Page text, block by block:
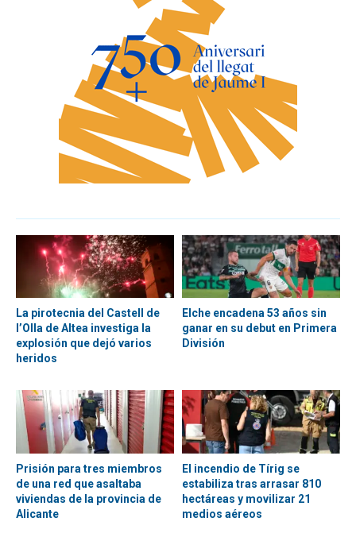
La pirotecnia del Castell de
l’Olla de Altea investiga la
explosión que dejó varios
heridos
Elche encadena 53 años sin
ganar en su debut en Primera
División
Prisión para tres miembros
de una red que asaltaba
viviendas de la provincia de
Alicante
El incendio de Tírig se
estabiliza tras arrasar 810
hectáreas y movilizar 21
medios aéreos